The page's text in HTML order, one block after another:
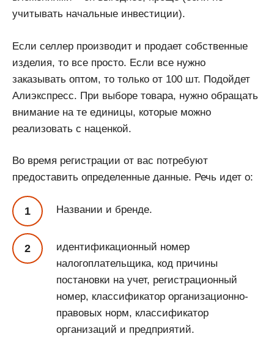
учитывать начальные инвестиции).
Если селлер производит и продает собственные
изделия, то все просто. Если все нужно
заказывать оптом, то только от 100 шт. Подойдет
Алиэкспресс. При выборе товара, нужно обращать
внимание на те единицы, которые можно
реализовать с наценкой.
Во время регистрации от вас потребуют
предоставить определенные данные. Речь идет о:
Названии и бренде.
идентификационный номер
налогоплательщика, код причины
постановки на учет, регистрационный
номер, классификатор организационно-
правовых норм, классификатор
организаций и предприятий.